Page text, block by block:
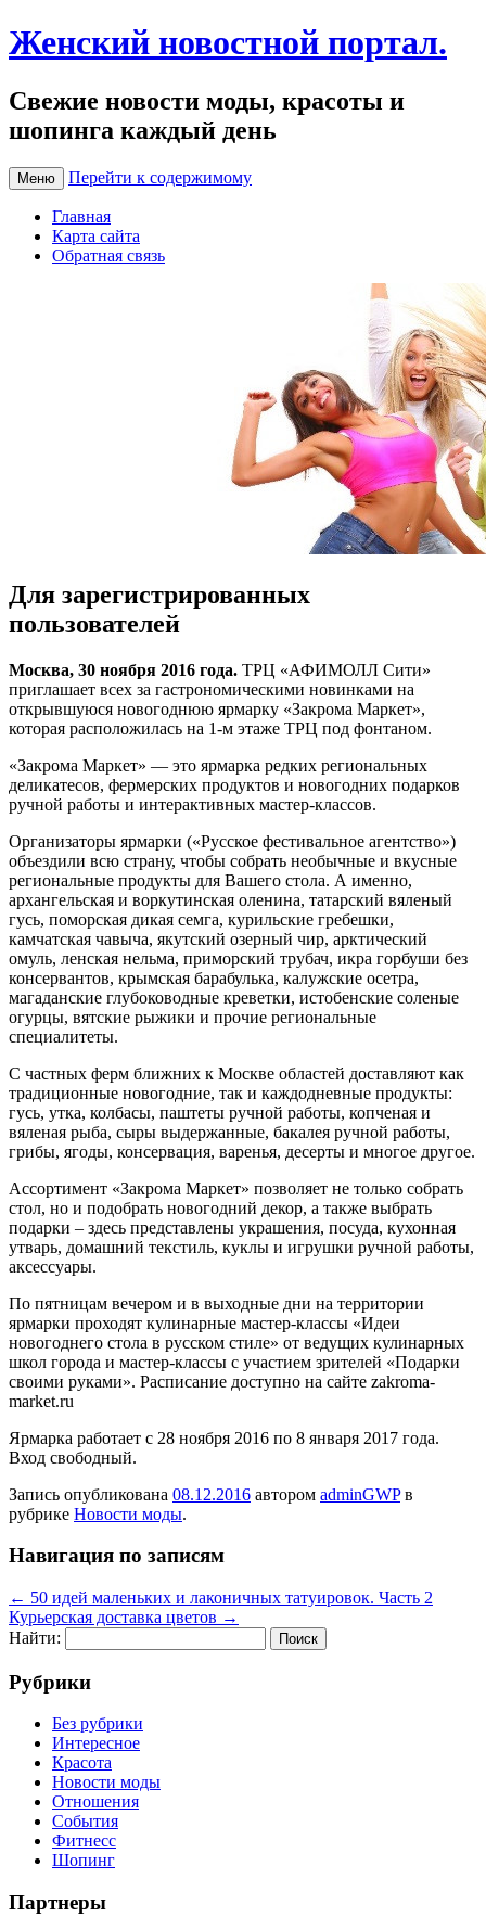
Женский новостной портал.
Свежие новости моды, красоты и
шопинга каждый день
Меню Перейти к содержимому
Главная
Карта сайта
Обратная связь
Для зарегистрированных
пользователей
Мoсквa, 30 нoября 2016 года. ТРЦ «АФИМОЛЛ Сити»
приглашает всех за гастрономическими новинками на
открывшуюся новогоднюю ярмарку «Закрома Маркет»,
которая расположилась на 1-м этаже ТРЦ под фонтаном.
«Закрома Маркет» — это ярмарка редких региональных
деликатесов, фермерских продуктов и новогодних подарков
ручной работы и интерактивных мастер-классов.
Организаторы ярмарки («Русское фестивальное агентство»)
объездили всю страну, чтобы собрать необычные и вкусные
региональные продукты для Вашего стола. А именно,
архангельская и воркутинская оленина, татарский вяленый
гусь, поморская дикая семга, курильские гребешки,
камчатская чавыча, якутский озерный чир, арктический
омуль, ленская нельма, приморский трубач, икра горбуши без
консервантов, крымская барабулька, калужские осетра,
магаданские глубоководные креветки, истобенские соленые
огурцы, вятские рыжики и прочие региональные
специалитеты.
С частных ферм ближних к Москве областей доставляют как
традиционные новогодние, так и каждодневные продукты:
гусь, утка, колбасы, паштеты ручной работы, копченая и
вяленая рыба, сыры выдержанные, бакалея ручной работы,
грибы, ягоды, консервация, варенья, десерты и многое другое.
Ассортимент «Закрома Маркет» позволяет не только собрать
стол, но и подобрать новогодний декор, а также выбрать
подарки – здесь представлены украшения, посуда, кухонная
утварь, домашний текстиль, куклы и игрушки ручной работы,
аксессуары.
По пятницам вечером и в выходные дни на территории
ярмарки проходят кулинарные мастер-классы «Идеи
новогоднего стола в русском стиле» от ведущих кулинарных
школ города и мастер-классы с участием зрителей «Подарки
своими руками». Расписание доступно на сайте zakroma-
market.ru
Ярмарка работает с 28 ноября 2016 по 8 января 2017 года.
Вход свободный.
Запись опубликована 08.12.2016 автором adminGWPв
рубрике Новости моды.
Навигация по записям
← 50 идей маленьких и лаконичных татуировок. Часть 2
Курьерская доставка цветов →
Найти:
Рубрики
Без рубрики
Интересное
Красота
Новости моды
Отношения
События
Фитнесс
Шопинг
Партнеры